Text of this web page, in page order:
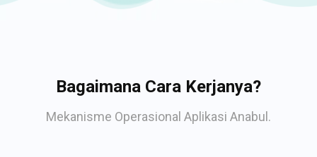
Bagaimana Cara Kerjanya?
Mekanisme Operasional Aplikasi Anabul.